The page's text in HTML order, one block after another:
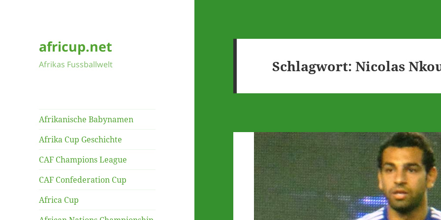
africup.net
Afrikas Fussballwelt
Afrikanische Babynamen
Afrika Cup Geschichte
CAF Champions League
CAF Confederation Cup
Africa Cup
Schlagwort:Nicolas